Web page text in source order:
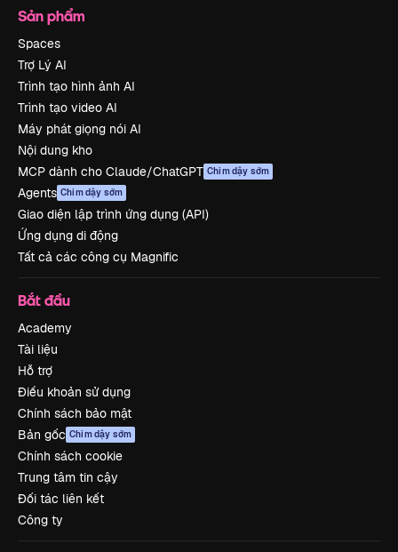
Sản phẩm
Spaces
Trợ Lý AI
Trình tạo hình ảnh AI
Trình tạo video AI
Máy phát giọng nói AI
Nội dung kho
MCP dành cho Claude/ChatGPT Chim dậy sớm
Agents Chim dậy sớm
Giao diện lập trình ứng dụng (API)
Ứng dụng di động
Tất cả các công cụ Magnific
Bắt đầu
Academy
Tài liệu
Hỗ trợ
Điều khoản sử dụng
Chính sách bảo mật
Bản gốc Chim dậy sớm
Chính sách cookie
Trung tâm tin cậy
Đối tác liên kết
Công ty